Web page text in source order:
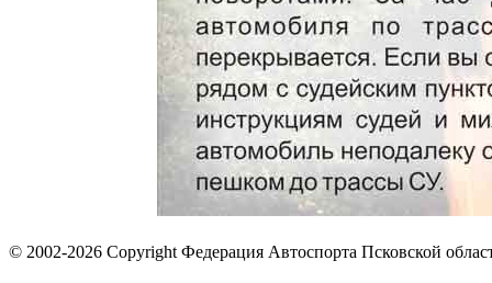
© 2002-2026 Copyright Федерация Автоспорта Псковской